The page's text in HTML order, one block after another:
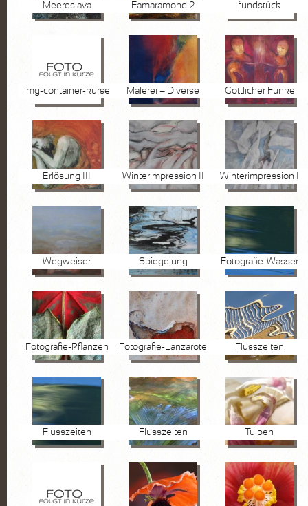
Stein
KURSE
AKTUELLES
Kurse
Marktplatz
VITA
KONTAKT
Meereslava Famaramond 2
fundstück
img-container-kurse Malerei – Diverse Göttlicher Funke
Erlösung III Winterimpression II Winterimpression I
Wegweiser Spiegelung Fotografie-Wasser
Fotografie-Pflanzen Fotografie-Lanzarote Flusszeiten
Flusszeiten Flusszeiten Tulpen